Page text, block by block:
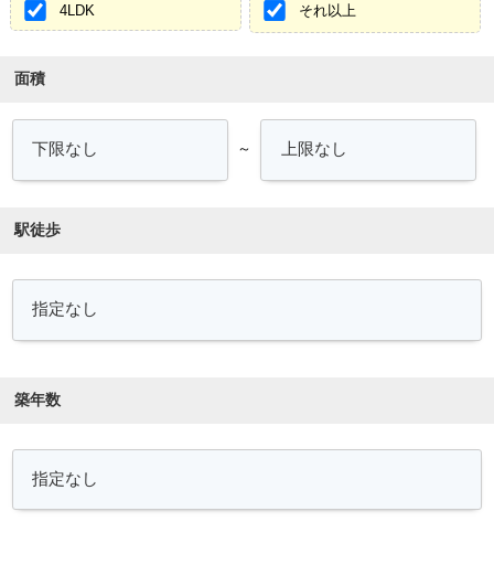
4LDK それ以上
面積
～
駅徒歩
築年数